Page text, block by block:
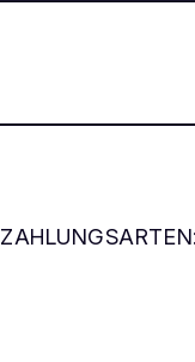
ZAHLUNGSARTEN: